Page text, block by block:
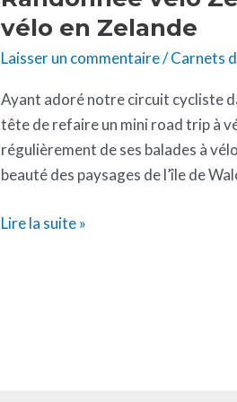
vélo en Zelande
Laisser un commentaire/Carnets
Ayant adoré notre circuit cycliste
tête de refaire un mini road trip à
régulièrement de ses balades à
beauté des paysages de l’île de
Lire la suite »